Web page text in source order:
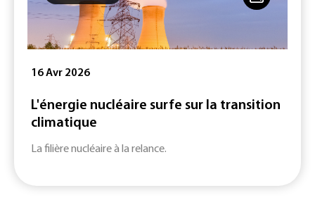
16 Avr 2026
L'énergie nucléaire surfe sur la transition
climatique
La filière nucléaire à la relance.